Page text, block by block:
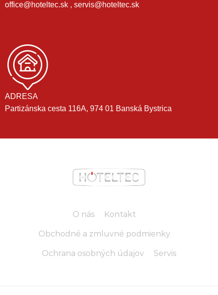
office@hoteltec.sk , servis@hoteltec.sk
ADRESA
Partizánska cesta 116A, 974 01 Banská Bystrica
O nás Kontakt
Obchodné a zmluvné podmienky
Ochrana osobných údajov Servis